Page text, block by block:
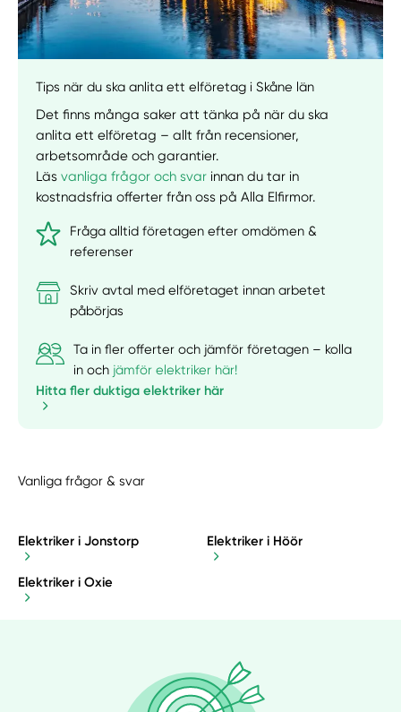
Tips när du ska anlita ett elföretag i Skåne län
Det finns många saker att tänka på när du ska
anlita ett elföretag – allt från recensioner,
arbetsområde och garantier.
Läsvanliga frågor och svar innan du tar in
kostnadsfria offerter från oss på Alla Elfirmor.
Fråga alltid företagen efter omdömen &
referenser
Skriv avtal med elföretaget innan arbetet
påbörjas
Ta in fler offerter och jämför företagen – kolla
in och jämför elektriker här!
Hitta fler duktiga elektriker här
Vanliga frågor & svar
Elektriker i Jonstorp Elektriker i Höör
Elektriker i Oxie